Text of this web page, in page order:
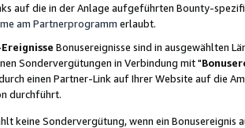
auf die in der Anlage aufgeführten Bounty-
am Partnerprogramm erlaubt.
Bonusereignisse sind in ausgewählten
Sondervergütungen in Verbindung mit "
einen Partner-Link auf Ihrer Website auf die
durchführt.
keine Sondervergütung, wenn ein